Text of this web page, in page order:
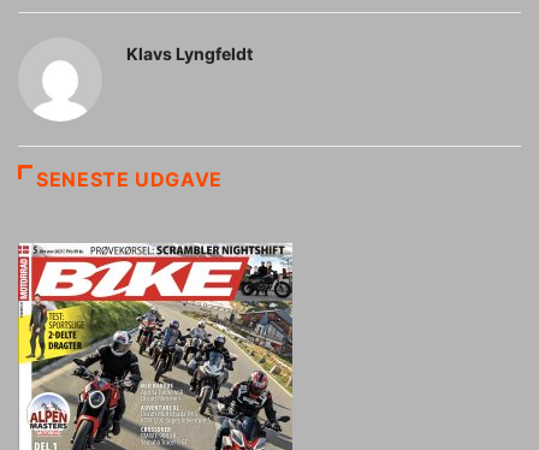
Klavs Lyngfeldt
SENESTE UDGAVE